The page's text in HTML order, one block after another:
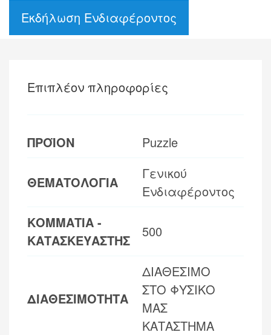
Εκδήλωση Ενδιαφέροντος
Επιπλέον πληροφορίες
ΠΡΟΪΟΝ Puzzle
ΘΕΜΑΤΟΛΟΓΙΑ
Γενικού
Ενδιαφέροντος
ΚΟΜΜΑΤΙΑ -
ΚΑΤΑΣΚΕΥΑΣΤΗΣ
500
ΔΙΑΘΕΣΙΜΟΤΗΤΑ
ΔΙΑΘΕΣΙΜΟ
ΣΤΟ ΦΥΣΙΚΟ
ΜΑΣ
ΚΑΤΑΣΤΗΜΑ